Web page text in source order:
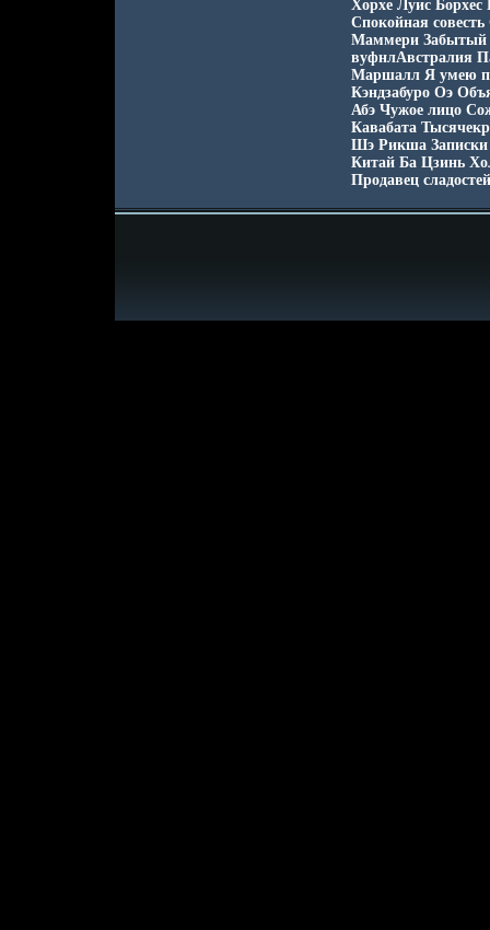
Хорхе Луис
Спокойная
Маммери Забытый
вуфнлАвстралия
Маршалл Я умею
Кэндзабуро Оэ
Абэ Чужое лицо
Кавабата
Шэ Рикша Записки
Китай Ба Цзинь
Продавец